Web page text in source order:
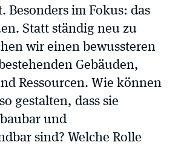
Besonders im Fokus: das
Statt ständig neu zu
wir einen bewussteren
Gebäuden,
Ressourcen. Wie können
gestalten, dass sie
und
sind? Welche Rolle